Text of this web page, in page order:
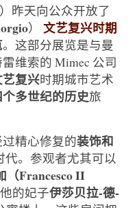
）昨天向公众开放了
）
文艺复兴时期
。这部分展览是与曼
维索的 Mimec 公司
艺复兴时期城市艺术
个多世纪的历史旅
精心修复的装饰和
。参观者尤其可以
（Francesco II
的妃子伊莎贝拉-德-